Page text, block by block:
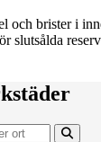
och brister i
slutsålda